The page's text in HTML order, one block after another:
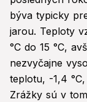
býva typicky
jarou. Teploty
°C do 15 °C,
nezvyčajne
teplotu, -1,4
Zrážky sú v